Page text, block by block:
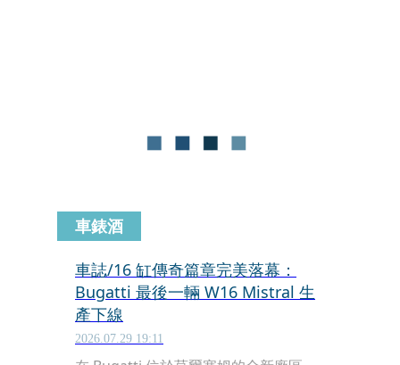
車錶酒
車誌/16 缸傳奇篇章完美落幕：
Bugatti 最後一輛 W16 Mistral 生
產下線
2026.07.29 19:11